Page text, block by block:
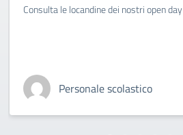
Consulta le locandine dei nostri open day
Personale scolastico